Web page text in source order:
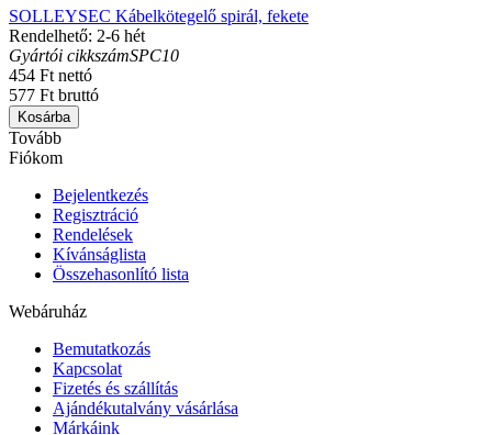
SOLLEYSEC Kábelkötegelő spirál, fekete
Rendelhető: 2-6 hét
Gyártói cikkszámSPC10
454 Ft nettó
577 Ft bruttó
Kosárba
Tovább
Fiókom
Bejelentkezés
Regisztráció
Rendelések
Kívánságlista
Összehasonlító lista
Webáruház
Bemutatkozás
Kapcsolat
Fizetés és szállítás
Ajándékutalvány vásárlása
Márkáink